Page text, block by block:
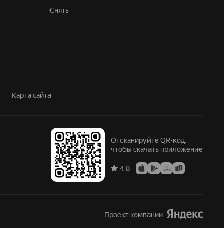
Снять
Карта сайта
Отсканируйте QR-код,
чтобы скачать приложение
4.8
Проект компании